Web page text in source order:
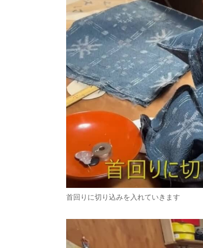
首回りに切り込みを入れていきます